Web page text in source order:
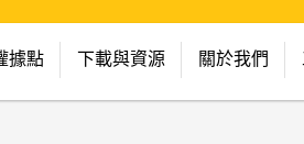
據點 下載與資源 關於我們